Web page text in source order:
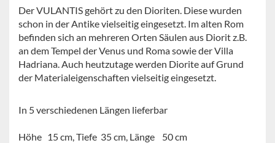
Der VULANTIS gehört zu den Dioriten. Diese wurden
schon in der Antike vielseitig eingesetzt. Im alten Rom
befinden sich an mehreren Orten Säulen aus Diorit z.B.
an dem Tempel der Venus und Roma sowie der Villa
Hadriana. Auch heutzutage werden Diorite auf Grund
der Materialeigenschaften vielseitig eingesetzt.
In 5 verschiedenen Längen lieferbar
Höhe 15 cm, Tiefe 35 cm, Länge 50 cm